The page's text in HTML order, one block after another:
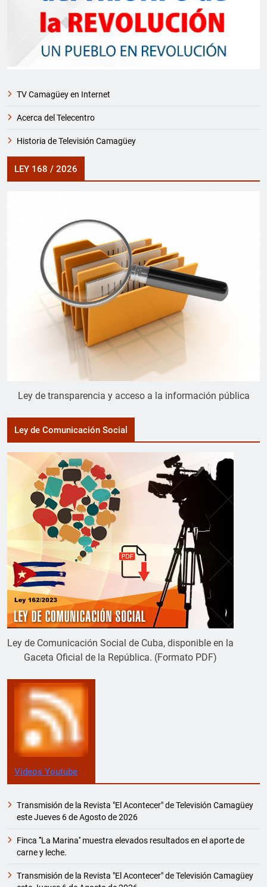
TV Camagüey en Internet
Acerca del Telecentro
Historia de Televisión Camagüey
LEY 168 / 2026
Ley de transparencia y acceso a la información pública
Ley de Comunicación Social
Ley de Comunicación Social de Cuba, disponible en la
Gaceta Oficial de la República. (Formato PDF)
Videos Youtube
Transmisión de la Revista "El Acontecer" de Televisión Camagüey
este Jueves 6 de Agosto de 2026
Finca '''La Marina'' muestra elevados resultados en el aporte de
carne y leche.
Transmisión de la Revista "El Acontecer" de Televisión Camagüey